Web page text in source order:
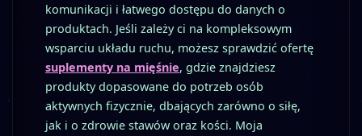
komunikacji i łatwego dostępu do danych o
produktach. Jeśli zależy ci na kompleksowym
wsparciu układu ruchu, możesz sprawdzić ofertę
suplementy na mięśnie, gdzie znajdziesz
produkty dopasowane do potrzeb osób
aktywnych fizycznie, dbających zarówno o siłę,
jak i o zdrowie stawów oraz kości. Moja